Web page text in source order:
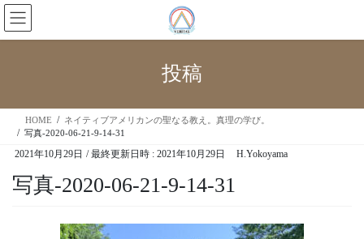
投稿
HOME
ネイティブアメリカンの聖なる教え。真理の学び。
写真-2020-06-21-9-14-31
2021年10月29日 / 最終更新日時 : 2021年10月29日 H.Yokoyama
写真-2020-06-21-9-14-31